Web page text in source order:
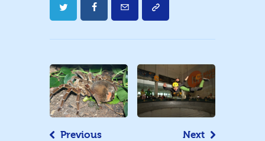
Navigace
pro
příspěvek
Previous
Next